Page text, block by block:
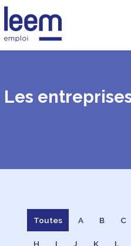
Les
Toutes A B C
H I J K L